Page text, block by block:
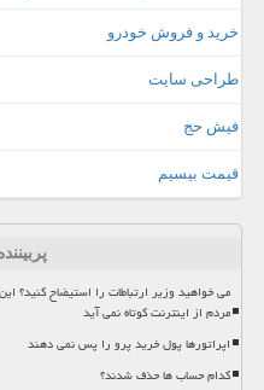
خرید و فروش خودرو
طراحی سایت
فیش حج
قیمت بیسیم
می خواهید وزیر ارتباطات را استیضاح کنید؟
مردم از اینترنت کوتاه نمی آید
اپراتورها پول خرید پرو را پس نمی دهند
کدام حساب ها حذف شدند؟